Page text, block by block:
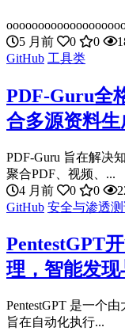
5 月前
0 0
GitHub 工具类
PDF-Guru全
合多源资料
PDF-Guru 旨在解决
聚合PDF、视频、...
4 月前
0 0
GitHub 安全与渗透
PentestGPT
理，智能发
PentestGPT 是一个
旨在自动化执行...